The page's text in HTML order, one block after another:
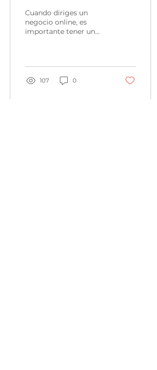
fulfillment para tu
empresa
Cuando diriges un
negocio online, es
importante tener un
procesamiento...
107 0